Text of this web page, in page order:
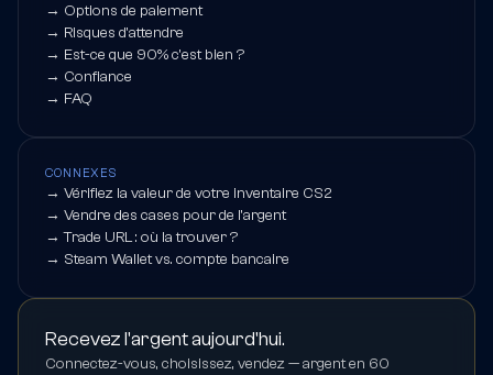
→ Options de paiement
→ Risques d'attendre
→ Est-ce que 90% c'est bien ?
→ Confiance
→ FAQ
CONNEXES
→ Vérifiez la valeur de votre inventaire CS2
→ Vendre des cases pour de l'argent
→Trade URL : où la trouver ?
→ Steam Wallet vs. compte bancaire
Recevez l'argent aujourd'hui.
Connectez-vous, choisissez, vendez — argent en 60